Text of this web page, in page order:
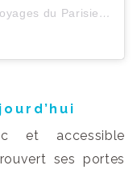
Une publication partagée par Les Voyages du ParisienHeureux (@lesvoyagesduparisienheureux)
et accessible
ses portes